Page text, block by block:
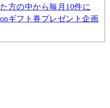
方の中から毎月10件に
ギフト券プレゼント企画